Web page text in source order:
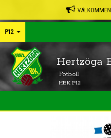
P12
Hertzöga
Fotboll
HBK P12